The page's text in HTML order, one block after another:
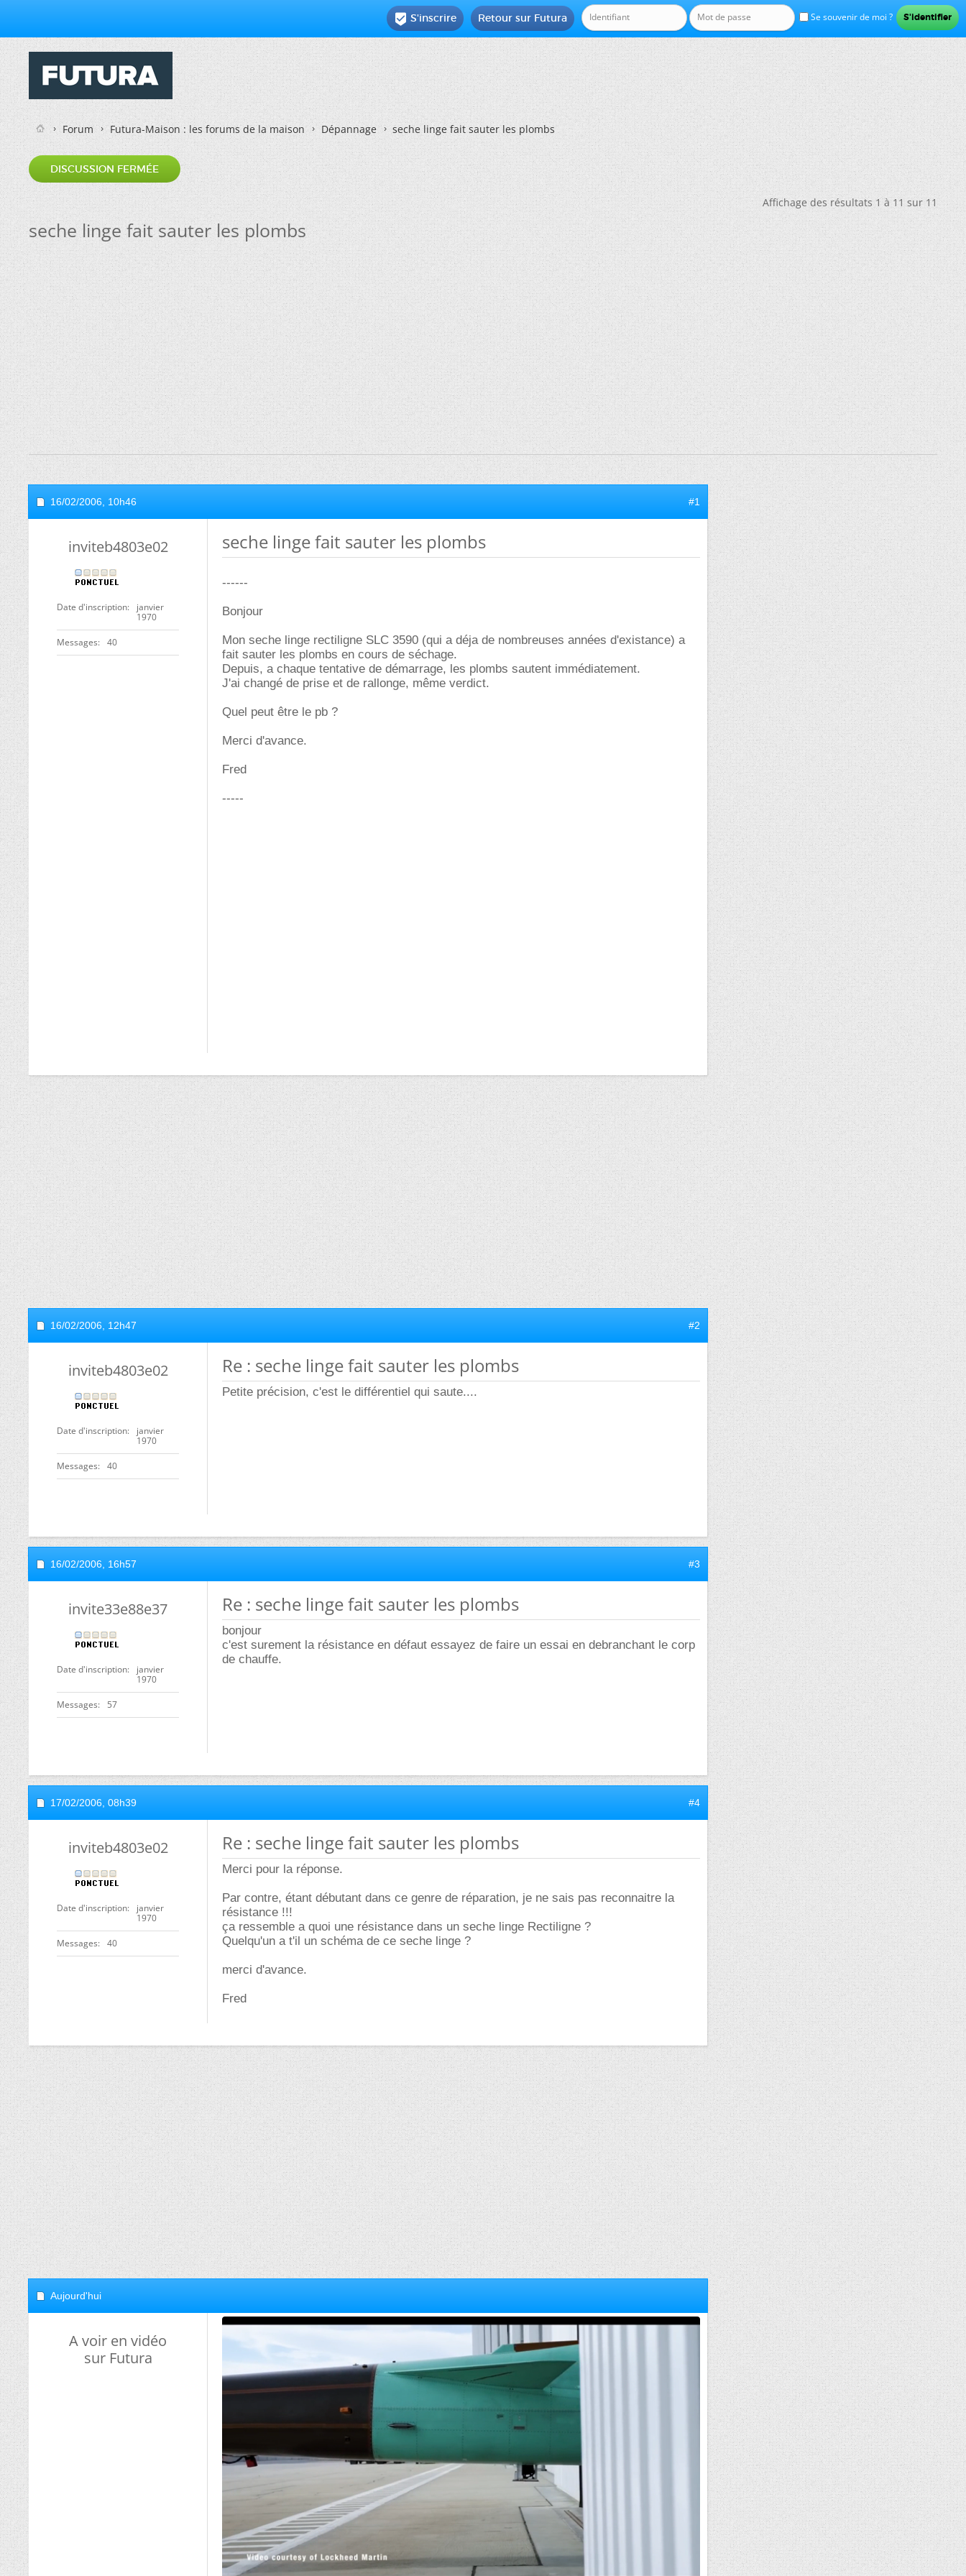
Se souvenir de moi ?
Retour sur Futura
 S'inscrire
Forum Futura-Maison : les forums de la maison Dépannage seche linge fait sauter les plombs
DISCUSSION FERMÉE
Affichage des résultats 1 à 11 sur 11
seche linge fait sauter les plombs
16/02/2006, 10h46 #1
inviteb4803e02
Date d'inscription
janvier
1970
Messages 40
seche linge fait sauter les plombs
------
Bonjour
Mon seche linge rectiligne SLC 3590 (qui a déja de nombreuses années d'existance) a
fait sauter les plombs en cours de séchage.
Depuis, a chaque tentative de démarrage, les plombs sautent immédiatement.
J'ai changé de prise et de rallonge, même verdict.
Quel peut être le pb ?
Merci d'avance.
Fred
-----
16/02/2006, 12h47 #2
inviteb4803e02
Date d'inscription
janvier
1970
Messages 40
Re : seche linge fait sauter les plombs
Petite précision, c'est le différentiel qui saute....
16/02/2006, 16h57 #3
invite33e88e37
Date d'inscription
janvier
1970
Messages 57
Re : seche linge fait sauter les plombs
bonjour
c'est surement la résistance en défaut essayez de faire un essai en debranchant le corp
de chauffe.
17/02/2006, 08h39 #4
inviteb4803e02
Date d'inscription
janvier
1970
Messages 40
Re : seche linge fait sauter les plombs
Merci pour la réponse.
Par contre, étant débutant dans ce genre de réparation, je ne sais pas reconnaitre la
résistance !!!
ça ressemble a quoi une résistance dans un seche linge Rectiligne ?
Quelqu'un a t'il un schéma de ce seche linge ?
merci d'avance.
Fred
Aujourd'hui
A voir en vidéo
sur Futura